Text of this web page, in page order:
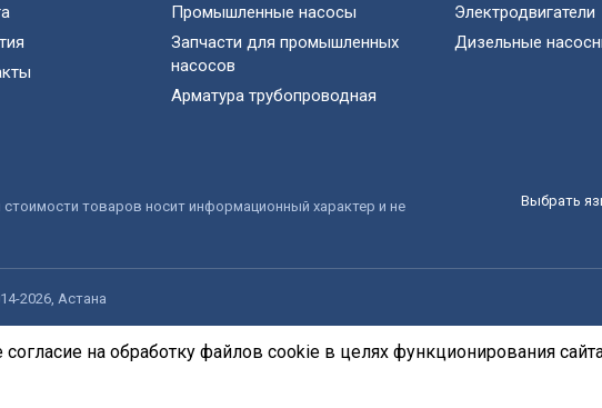
Выбрать
Промышленные насосы
Запчасти для промышленных
насосов
Арматура трубопроводная
Электродвигатели
Дизельные
товаров носит информационный характер и не
2026, Астана
на обработку файлов cookie в целях функционирования